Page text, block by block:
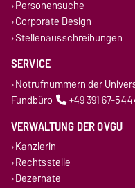
Personensuche
Corporate Design
Stellenausschreibungen
SERVICE
Notrufnummern der
Fundbüro
+49 391 67-
VERWALTUNG DER OVGU
Kanzlerin
Rechtsstelle
Dezernate